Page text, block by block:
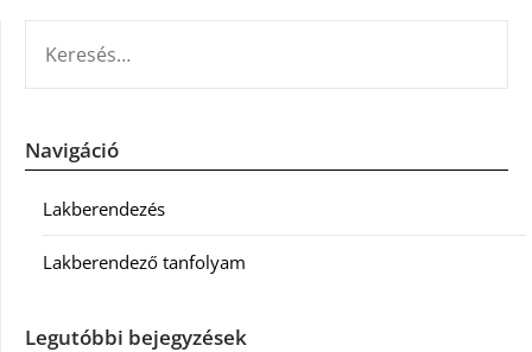
Navigáció
Lakberendezés
Lakberendező tanfolyam
Legutóbbi bejegyzések